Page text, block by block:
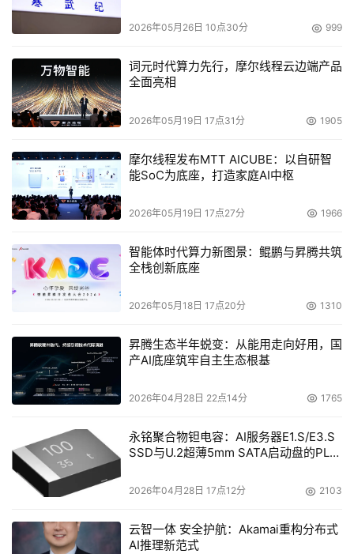
输送每个块的效验码,以达到只传送文件更改的部分,这样大
大提高同步及备份文件的速度,提供了出类拔萃的性能，确
保用户的业务提供网络不受影响。
【用户回访】
通过一段时间的试运行后，CBS备份软件从稳定、效率
本文来源于DOIT传媒，文章内容仅供参考，不构成投资建议。
2026年05月26日 10点30分 999
词元时代算力先行，摩尔线程云边端产品
全面亮相
2026年05月19日 17点31分 1905
摩尔线程发布MTT AICUBE：以自研智
能SoC为底座，打造家庭AI中枢
2026年05月19日 17点27分 1966
智能体时代算力新图景：鲲鹏与昇腾共筑
全栈创新底座
2026年05月18日 17点20分 1310
昇腾生态半年蜕变：从能用走向好用，国
产AI底座筑牢自主生态根基
2026年04月28日 22点14分 1765
永铭聚合物钽电容：AI服务器E1.S/E3.S
SSD与U.2超薄5mm SATA启动盘的PLP
2026年04月28日 17点12分 2103
云智一体 安全护航：Akamai重构分布式
AI推理新范式